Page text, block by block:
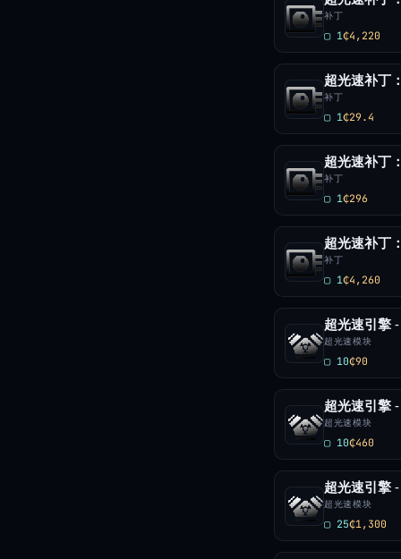
补丁
▢ 1₵4,220
超光速补丁
补丁
▢ 1₵29.4
超光速补丁
补丁
▢ 1₵296
超光速补丁
补丁
▢ 1₵4,260
超光速引擎
超光速模块
▢ 10₵90
超光速引擎
超光速模块
▢ 10₵460
超光速引擎
超光速模块
▢ 25₵1,300